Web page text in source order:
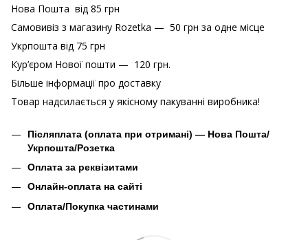
Нова Пошта від 85 грн
Самовивіз з магазину Rozetka — 50 грн за одне місце
Укрпошта від 75 грн
Кур’єром Нової пошти — 120 грн.
Більше інформації про доставку
Товар надсилається у якісному пакуванні виробника!
Післяплата (оплата при отримані) — Нова Пошта/
Укрпошта/Розетка
Оплата за реквізитами
Онлайн-оплата на сайті
Оплата/Покупка частинами